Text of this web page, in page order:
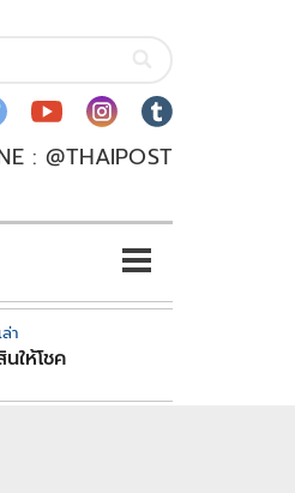
: @THAIPOST
า
ให้โชค